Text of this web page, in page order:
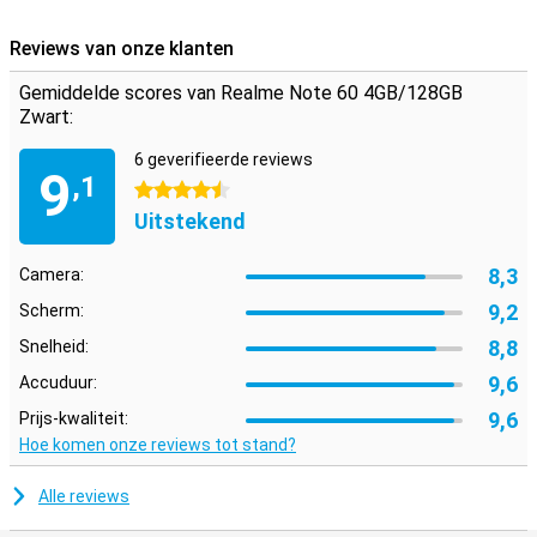
Reviews van onze klanten
Gemiddelde scores van Realme Note 60 4GB/128GB
Zwart:
9,1
6 geverifieerde reviews
4.5 sterren
Uitstekend
Camera: 8,3
Scherm: 9,2
Snelheid: 8,8
Accuduur: 9,6
Prijs-kwaliteit: 9,6
Hoe komen onze reviews tot stand?
Alle reviews